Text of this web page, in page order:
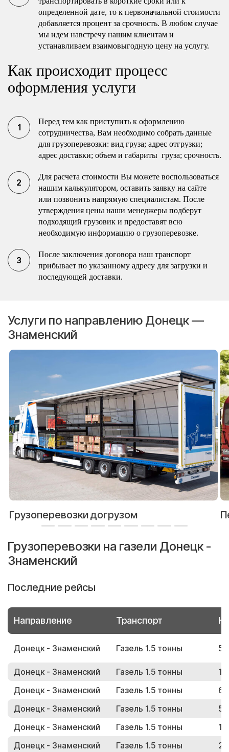
определенной дате, то к первоначальной стоимости
добавляется процент за срочность. В любом случае
мы идем навстречу нашим клиентам и
устанавливаем взаимовыгодную цену на услугу.
Как происходит процесс
оформления услуги
Перед тем как приступить к оформлению
сотрудничества, Вам необходимо собрать данные
для грузоперевозки: вид груза; адрес отгрузки;
адрес доставки; объем и габариты груза; срочность.
Для расчета стоимости Вы можете воспользоваться
нашим калькулятором, оставить заявку на сайте
или позвонить напрямую специалистам. После
утверждения цены наши менеджеры подберут
подходящий грузовик и предоставят всю
необходимую информацию о грузоперевозке.
После заключения договора наш транспорт
прибывает по указанному адресу для загрузки и
последующей доставки.
Услуги по направлению Донецк —
Знаменский
Грузоперевозки догрузом
Грузоперевозки на газели Донецк -
Знаменский
Последние рейсы
Направление Транспорт
Донецк - Знаменский Газель 1.5 тонны
Донецк - Знаменский Газель 1.5 тонны
Донецк - Знаменский
Газель 1.5 тонны
Донецк - Знаменский
Газель 1.5 тонны
Донецк - Знаменский
Газель 1.5 тонны
Донецк - Знаменский
Газель 1.5 тонны